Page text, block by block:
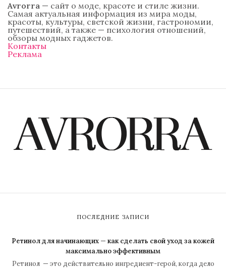
Avrorra — сайт о моде, красоте и стиле жизни.
Самая актуальная информация из мира моды,
красоты, культуры, светской жизни, гастрономии,
путешествий, а также — психология отношений,
обзоры модных гаджетов.
Контакты
Реклама
ПОСЛЕДНИЕ ЗАПИСИ
Ретинол для начинающих — как сделать свой уход за кожей
максимально эффективным
Ретинол — это действительно ингредиент-герой, когда дело